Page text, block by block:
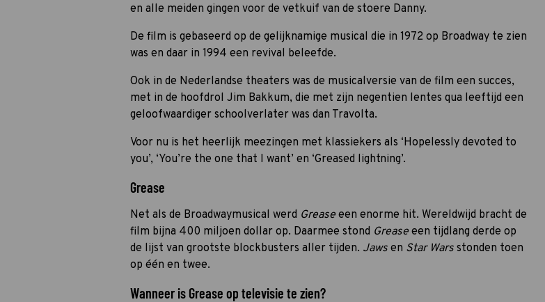
en alle meiden gingen voor de vetkuif van de stoere Danny.
De film is gebaseerd op de gelijknamige musical die in 1972 op Broadway te zien
was en daar in 1994 een revival beleefde.
Ook in de Nederlandse theaters was de musicalversie van de film een succes,
met in de hoofdrol Jim Bakkum, die met zijn negentien lentes qua leeftijd een
geloofwaardiger schoolverlater was dan Travolta.
Voor nu is het heerlijk meezingen met klassiekers als ‘Hopelessly devoted to
you’, ‘You’re the one that I want’ en ‘Greased lightning’.
Grease
Net als de Broadwaymusical werd Grease een enorme hit. Wereldwijd bracht de
film bijna 400 miljoen dollar op. Daarmee stond Grease een tijdlang derde op
de lijst van grootste blockbusters aller tijden. Jaws en Star Wars stonden toen
op één en twee.
Wanneer is Grease op televisie te zien?